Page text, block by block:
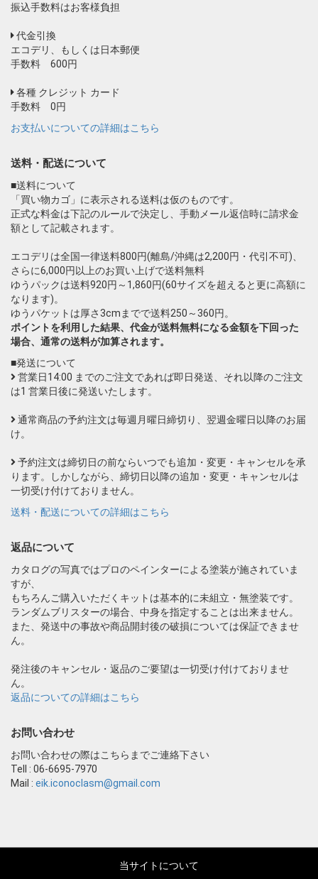
振込手数料はお客様負担
代金引換
エコデリ、もしくは日本郵便
手数料 600円
各種 クレジット カード
手数料 0円
お支払いについての詳細はこちら
送料・配送について
■送料について
「買い物カゴ」に表示される送料は仮のものです。
正式な料金は下記のルールで決定し、手動メール返信時に請求金
額として記載されます。
エコデリは全国一律送料800円(離島/沖縄は2,200円・代引不可)、
さらに6,000円以上のお買い上げで送料無料
ゆうパックは送料920円～1,860円(60サイズを超えると更に高額に
なります)。
ゆうパケットは厚さ3cmまでで送料250～360円。
ポイントを利用した結果、代金が送料無料になる金額を下回った
場合、通常の送料が加算されます。
■発送について
営業日14:00 までのご注文であれば即日発送、それ以降のご注文
は1 営業日後に発送いたします。
通常商品の予約注文は毎週月曜日締切り、翌週金曜日以降のお届
け。
予約注文は締切日の前ならいつでも追加・変更・キャンセルを承
ります。しかしながら、締切日以降の追加・変更・キャンセルは
一切受け付けておりません。
送料・配送についての詳細はこちら
返品について
カタログの写真ではプロのペインターによる塗装が施されていま
すが、
もちろんご購入いただくキットは基本的に未組立・無塗装です。
ランダムブリスターの場合、中身を指定することは出来ません。
また、発送中の事故や商品開封後の破損については保証できませ
ん。
発注後のキャンセル・返品のご要望は一切受け付けておりませ
ん。
返品についての詳細はこちら
お問い合わせ
お問い合わせの際はこちらまでご連絡下さい
Tell : 06-6695-7970
Mail : eik.iconoclasm@gmail.com
当サイトについて